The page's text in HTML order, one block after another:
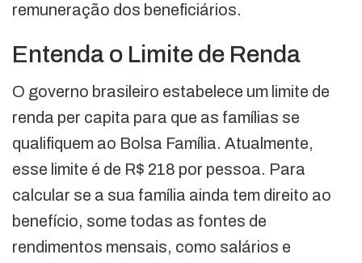
remuneração dos beneficiários.
Entenda o Limite de Renda
O governo brasileiro estabelece um limite de
renda per capita para que as famílias se
qualifiquem ao Bolsa Família. Atualmente,
esse limite é de R$ 218 por pessoa. Para
calcular se a sua família ainda tem direito ao
benefício, some todas as fontes de
rendimentos mensais, como salários e